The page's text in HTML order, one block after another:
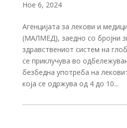
Ное 6, 2024
Агенцијата за лекови и
(МАЛМЕД), заедно со бројни
здравствениот систем на
се приклучува во
безбедна употреба на
која се одржува од 4 до 10...